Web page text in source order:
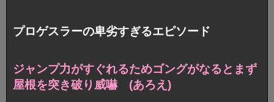
プロゲスラーの卑劣すぎるエピソード
ジャンプ力がすぐれるためゴングがなるとまず
屋根を突き破り威嚇 (あろえ)